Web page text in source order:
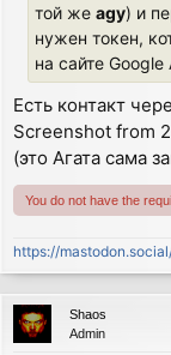
той же agy) и
нужен токен,
на сайте Google
Есть контакт
Screenshot from
(это Агата сама
You do not have the
https://
Shaos
Admin